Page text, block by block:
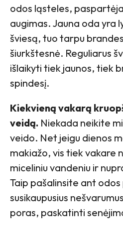
odos ląsteles,
augimas. Jauna oda yra
šviesą, tuo tarpu
šiurkštesnė. Reguliarus
išlaikyti tiek jaunos, tiek
spindesį.
Kiekvieną vakarą
veidą. Niekada neikite
veido. Net jeigu dienos
makiažo, vis tiek vakare
miceliniu vandeniu ir
Taip pašalinsite ant
susikaupusius
poras, paskatinti